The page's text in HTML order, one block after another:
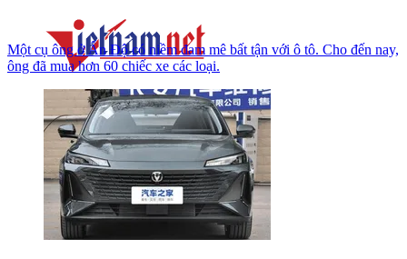
Một cụ ông ở Ấn Độ có niềm đam mê bất tận với ô tô. Cho đến nay,
ông đã mua hơn 60 chiếc xe các loại.